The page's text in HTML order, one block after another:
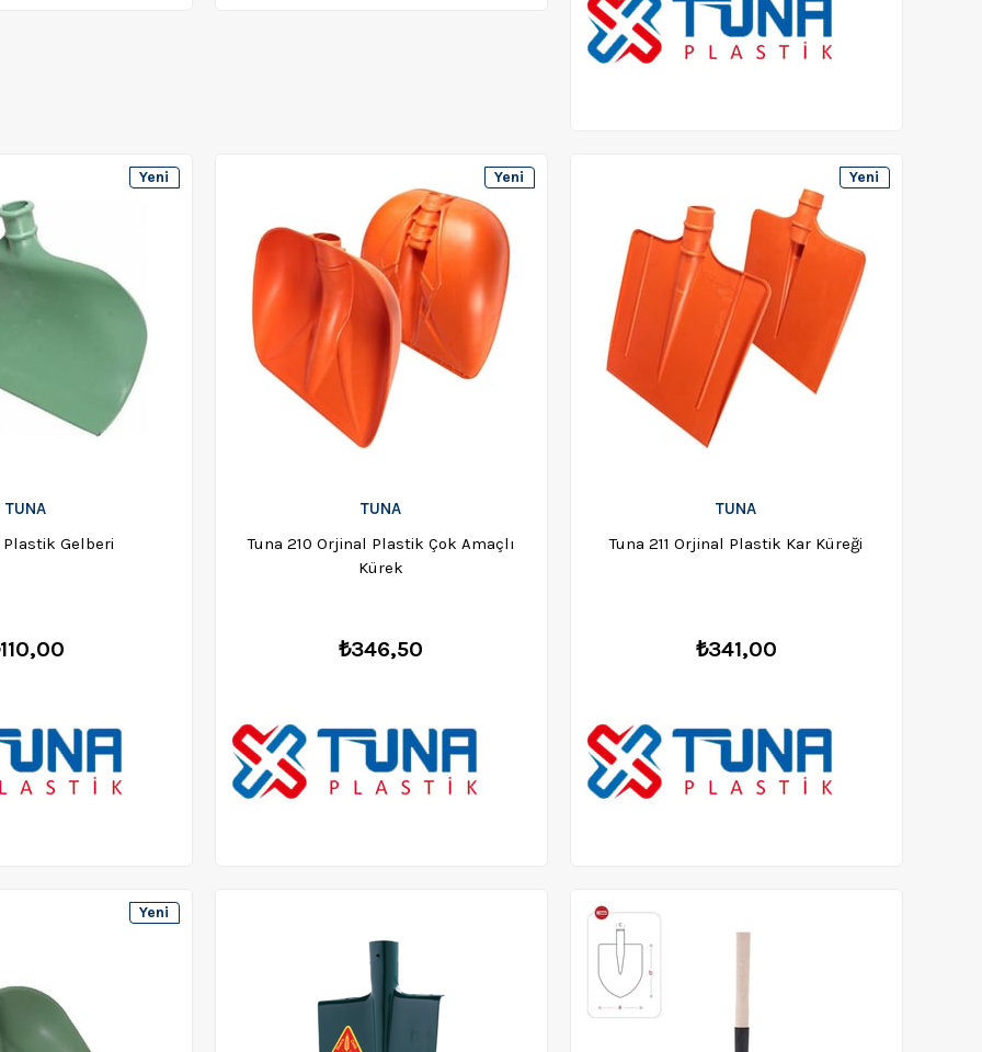
TUNA
Plastik Gelberi
Yeni
TUNA
Tuna 210 Orjinal Plastik Çok Amaçlı
Kürek
₺346,50
Yeni
TUNA
Tuna 211 Orjinal Plastik Kar Küreği
₺341,00
Yeni
Yeni